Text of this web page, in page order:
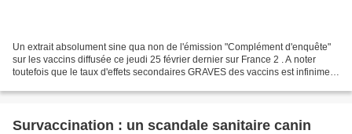
Un extrait absolument sine qua non de l'émission "Complément d'enquête"
sur les vaccins diffusée ce jeudi 25 février dernier sur France 2 . A noter
toutefois que le taux d'effets secondaires GRAVES des vaccins est infiniment
Survaccination : un scandale sanitaire canin